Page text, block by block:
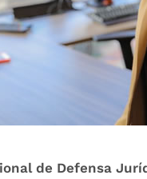
de Defensa